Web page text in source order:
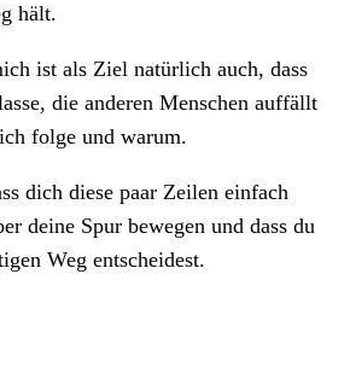
hält.
ist als Ziel natürlich auch, dass
die anderen Menschen auffällt
folge und warum.
dich diese paar Zeilen einfach
deine Spur bewegen und dass du
Weg entscheidest.